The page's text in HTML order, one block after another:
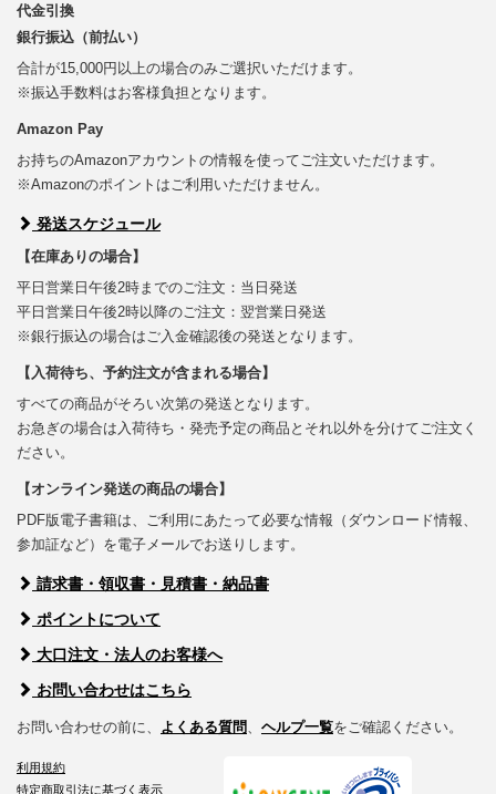
代金引換
銀行振込（前払い）
合計が15,000円以上の場合のみご選択いただけます。
※振込手数料はお客様負担となります。
Amazon Pay
お持ちのAmazonアカウントの情報を使ってご注文いただけます。
※Amazonのポイントはご利用いただけません。
発送スケジュール
【在庫ありの場合】
平日営業日午後2時までのご注文：当日発送
平日営業日午後2時以降のご注文：翌営業日発送
※銀行振込の場合はご入金確認後の発送となります。
【入荷待ち、予約注文が含まれる場合】
すべての商品がそろい次第の発送となります。
お急ぎの場合は入荷待ち・発売予定の商品とそれ以外を分けてご注文く
ださい。
【オンライン発送の商品の場合】
PDF版電子書籍は、ご利用にあたって必要な情報（ダウンロード情報、
参加証など）を電子メールでお送りします。
請求書・領収書・見積書・納品書
ポイントについて
大口注文・法人のお客様へ
お問い合わせはこちら
お問い合わせの前に、 よくある質問 ヘルプ一覧をご確認ください。
利用規約
特定商取引法に基づく表示